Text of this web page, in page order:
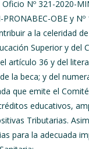
Nº 321-2020-
OBE y
a la celeridad
Superior y del
artículo 36 y del
la beca; y del
que emite el
educativos,
Tributarias.
para la adecuada